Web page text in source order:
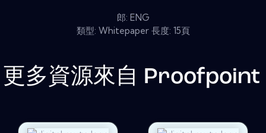
郎: ENG
類型: Whitepaper 長度: 15頁
更多資源來自 Proofpoint